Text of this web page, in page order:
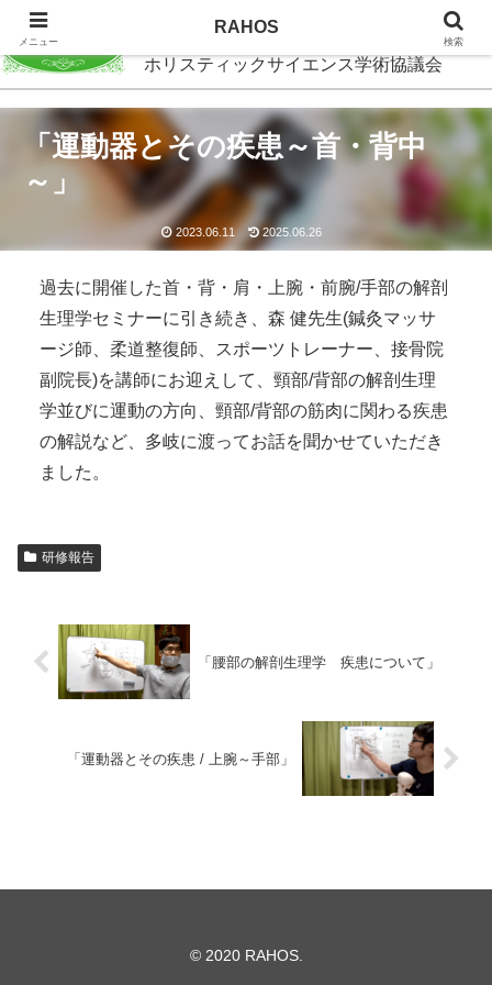
RAHOS
ホリスティックサイエンス学術協議会
「運動器とその疾患～首・背中
～」
2023.06.11 2025.06.26
過去に開催した首・背・肩・上腕・前腕/手部の解剖
生理学セミナーに引き続き、森 健先生(鍼灸マッサ
ージ師、柔道整復師、スポーツトレーナー、接骨院
副院長)を講師にお迎えして、頸部/背部の解剖生理
学並びに運動の方向、頸部/背部の筋肉に関わる疾患
の解説など、多岐に渡ってお話を聞かせていただき
ました。
研修報告
「腰部の解剖生理学 疾患について」
「運動器とその疾患 / 上腕～手部」
© 2020 RAHOS.
メニュー
RAHOS
検索